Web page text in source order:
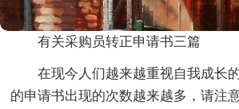
有关采购员转正申请书三篇
在现今人们越来越重视自我成长
的申请书出现的次数越来越多，请注